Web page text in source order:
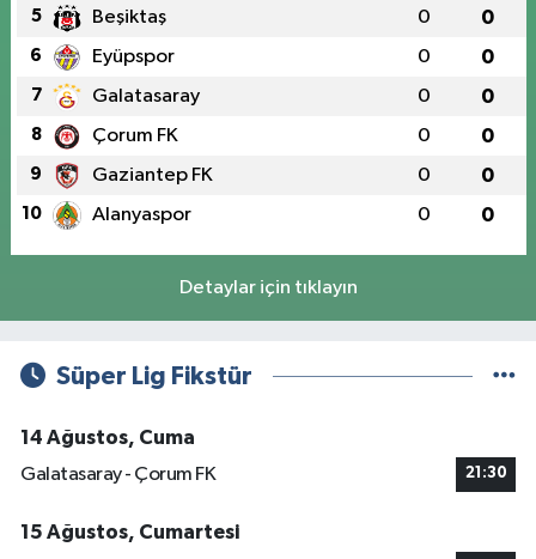
5 Beşiktaş 0 0
6 Eyüpspor 0 0
7 Galatasaray 0 0
8 Çorum FK 0 0
9 Gaziantep FK 0 0
10 Alanyaspor 0 0
Detaylar için tıklayın
Süper Lig Fikstür
14 Ağustos, Cuma
Galatasaray - Çorum FK
21:30
15 Ağustos, Cumartesi